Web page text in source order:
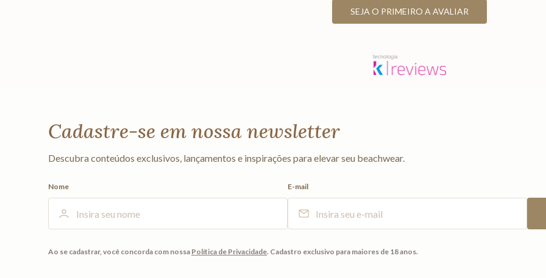
SEJA O PRIMEIRO A AVALIAR
Cadastre-se em nossa newsletter
Descubra conteúdos exclusivos, lançamentos e inspirações para elevar seu beachwear.
Nome E-mail
Ao se cadastrar, você concorda com nossa Política de Privacidade. Cadastro exclusivo para maiores de 18 anos.